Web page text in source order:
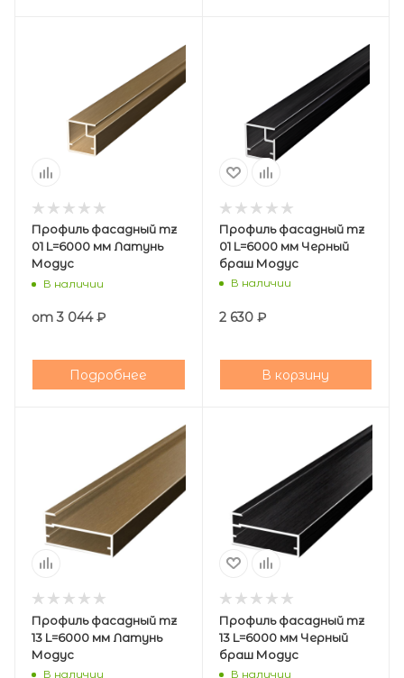
Профиль фасадный mz
01 L=6000 мм Латунь
Модус
В наличии
от3 044 ₽
Подробнее
Профиль фасадный mz
01 L=6000 мм Черный
браш Модус
В наличии
2 630₽
В корзину
Профиль фасадный mz
13 L=6000 мм Латунь
Модус
В наличии
Профиль фасадный mz
13 L=6000 мм Черный
браш Модус
В наличии